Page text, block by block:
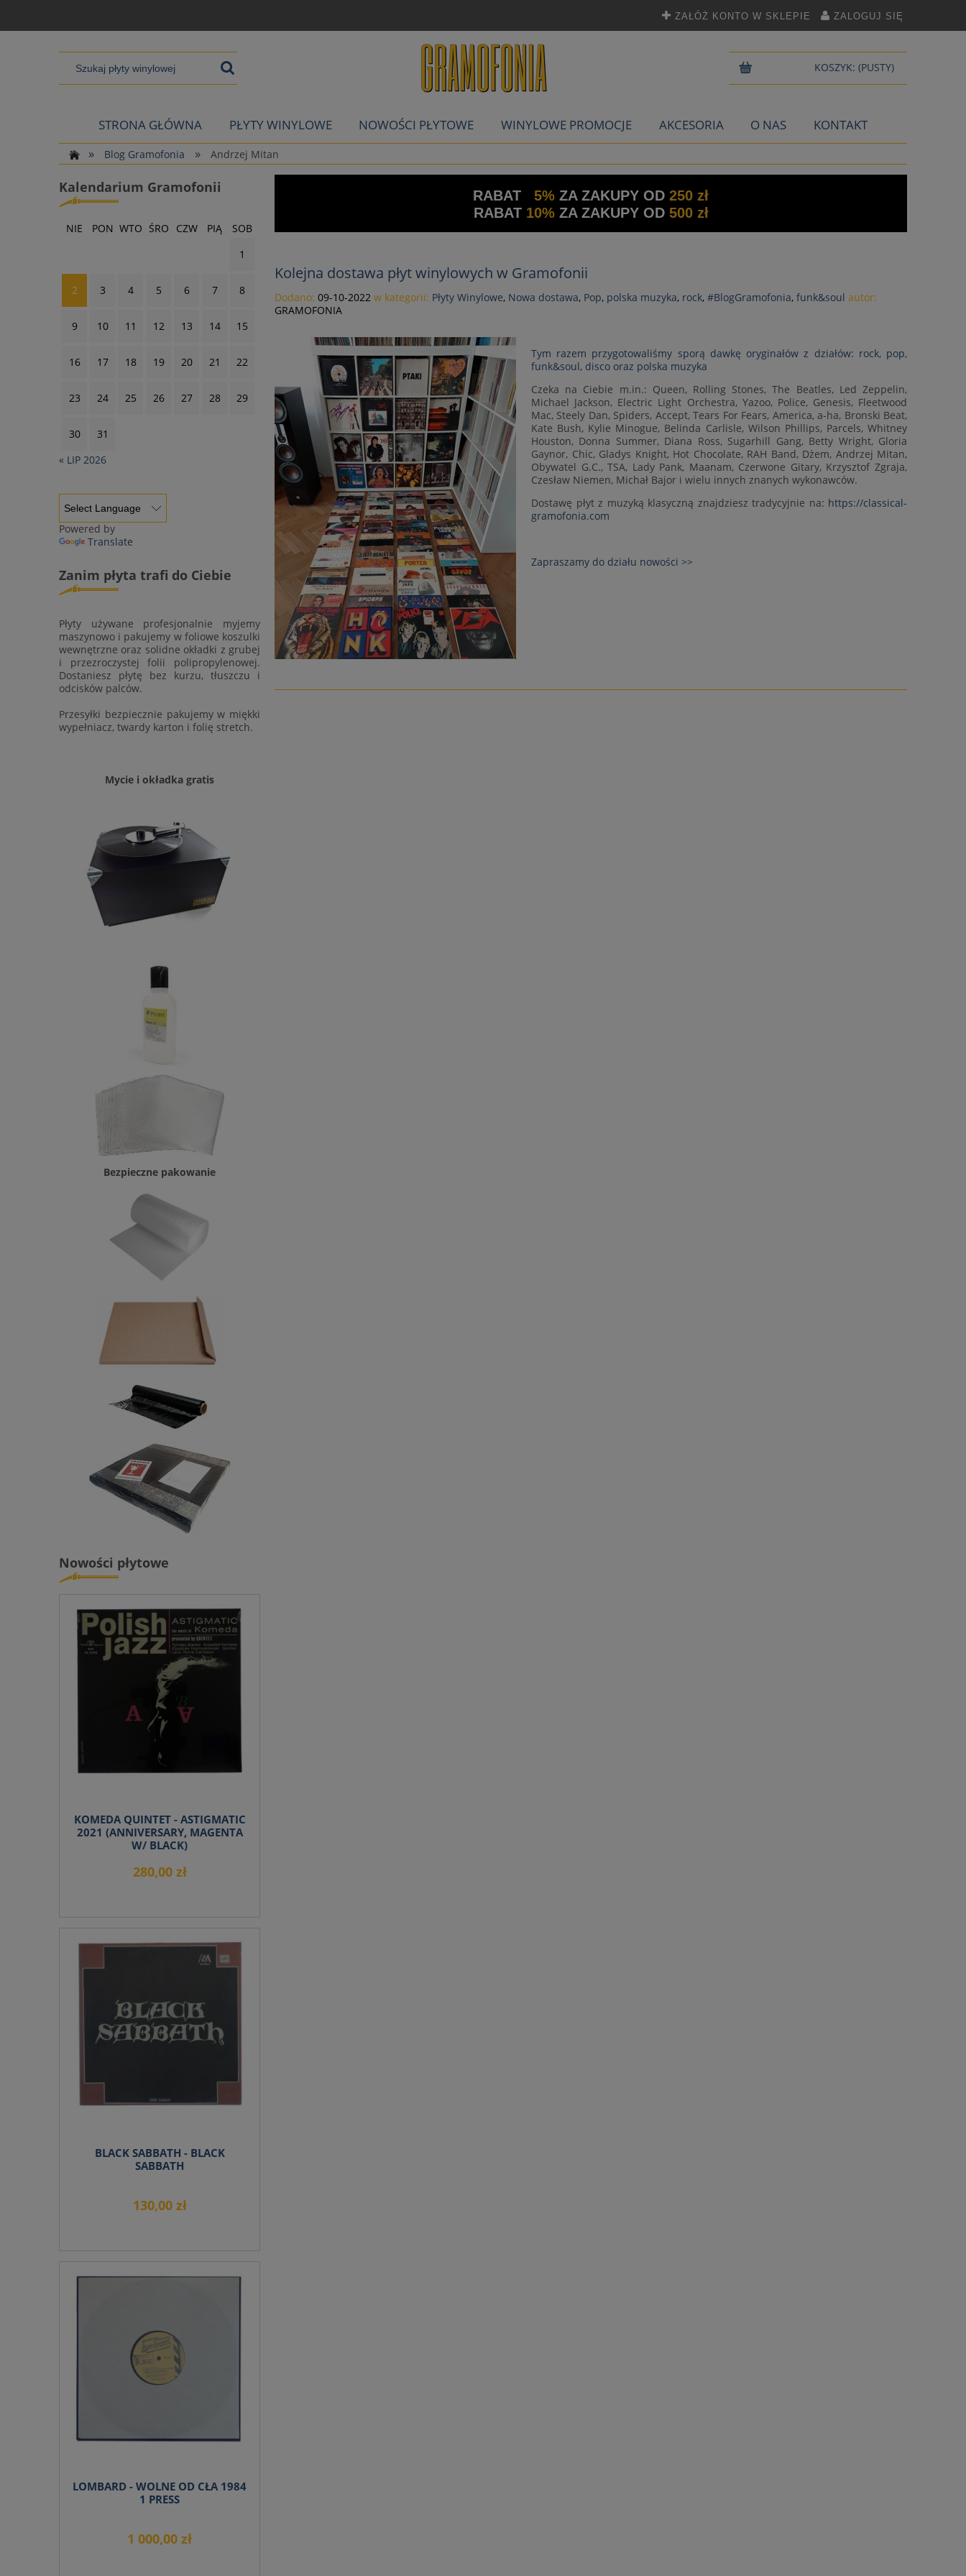
ZAŁÓŻ KONTO W SKLEPIE ZALOGUJ SIĘ
KOSZYK: (PUSTY)
STRONA GŁÓWNA PŁYTY WINYLOWE NOWOŚCI PŁYTOWE WINYLOWE PROMOCJE AKCESORIA O NAS
KONTAKT
»
Blog Gramofonia » Andrzej Mitan
Kalendarium Gramofonii
NIE PON WTO ŚRO CZW PIĄ
SOB
1
2 3 4 5 6 7 8
9 10 11 12 13 14 15
16 17 18 19 20 21 22
23 24 25 26 27 28 29
30
31
« LIP 2026
Powered by
Translate
Zanim płyta trafi do Ciebie
Płyty używane profesjonalnie myjemy
maszynowo i pakujemy w foliowe koszulki
wewnętrzne oraz solidne okładki z grubej
i przezroczystej folii polipropylenowej.
Dostaniesz płytę bez kurzu, tłuszczu i
odcisków palców.
Przesyłki bezpiecznie pakujemy w miękki
wypełniacz, twardy karton i folię stretch.
Mycie i okładka gratis
Bezpieczne pakowanie
Nowości płytowe
KOMEDA QUINTET - ASTIGMATIC
2021 (ANNIVERSARY, MAGENTA
W/ BLACK)
280,00 zł
BLACK SABBATH - BLACK
SABBATH
130,00 zł
LOMBARD - WOLNE OD CŁA 1984
1 PRESS
1 000,00 zł
RABAT 5% ZA ZAKUPY OD 250 zł
RABAT 10%ZA ZAKUPY OD 500 zł
Kolejna dostawa płyt winylowych w Gramofonii
Dodano: 09-10-2022 w kategorii: Płyty Winylowe, Nowa dostawa, Pop, polska muzyka, rock, #BlogGramofonia, funk&soul autor:
GRAMOFONIA
Tym razem przygotowaliśmy sporą dawkę oryginałów z działów: rock, pop,
funk&soul, disco oraz polska muzyka
Czeka na Ciebie m.in.: Queen, Rolling Stones, The Beatles, Led Zeppelin,
Michael Jackson, Electric Light Orchestra, Yazoo, Police, Genesis, Fleetwood
Mac, Steely Dan, Spiders, Accept, Tears For Fears, America, a-ha, Bronski Beat,
Kate Bush, Kylie Minogue, Belinda Carlisle, Wilson Phillips, Parcels, Whitney
Houston, Donna Summer, Diana Ross, Sugarhill Gang, Betty Wright, Gloria
Gaynor, Chic, Gladys Knight, Hot Chocolate, RAH Band, Dżem, Andrzej Mitan,
Obywatel G.C., TSA, Lady Pank, Maanam, Czerwone Gitary, Krzysztof Zgraja,
Czesław Niemen, Michał Bajor i wielu innych znanych wykonawców.
Dostawę płyt z muzyką klasyczną znajdziesz tradycyjnie na: https://classical-
gramofonia.com
Zapraszamy do działu nowości >>